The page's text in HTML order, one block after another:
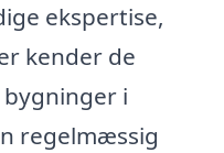
ekspertise,
kender de
i
regelmæssig